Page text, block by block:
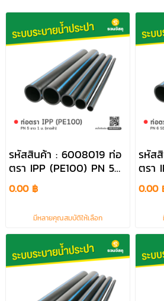
รหัสสินค้า : 6008019 ท่อ
ตรา IPP (PE100) PN 5
ยาว 1 ม. (คาดฟ้า)
0.00 ฿
มีหลายคุณสมบัติให้เลือก
รหัส
ตรา
(คาดฟ้
0.00